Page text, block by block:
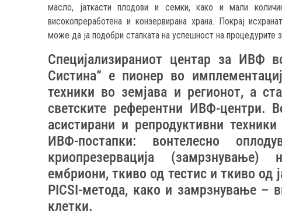
масло, јаткасти плодови и семки, како и мали
високопреработена и конзервирана храна. Покрај
може да ја подобри стапката на успешност на процедурите
Специјализираниот центар за ИВФ
Систина“ е пионер во
техники во земјава и регионот, а
светските референтни ИВФ-центри.
асистирани и репродуктивни
ИВФ-постапки: вонтелесно
криопрезервација (замрзнување)
ембриони, ткиво од тестис и ткиво од
PICSI-метода, како и замрзнување –
клетки.